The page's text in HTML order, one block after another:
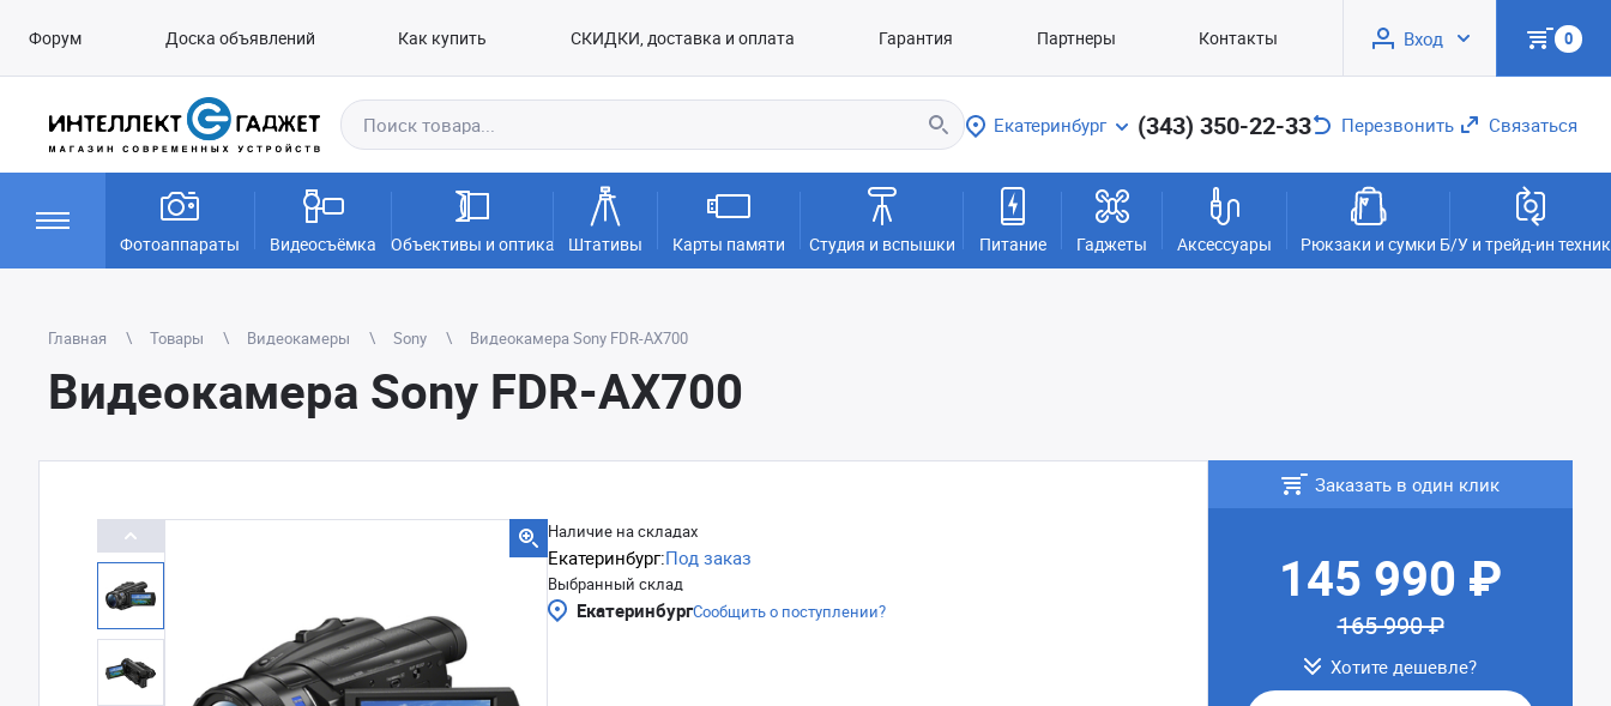
Форум Доска объявлений Как купить СКИДКИ, доставка и оплата Гарантия Партнеры Контакты Вход 0
Екатеринбург (343) 350-22-33 Перезвонить Связаться
Фотоаппараты Видеосъёмка Объективы и оптика Штативы Карты памяти Студия и вспышки Питание Гаджеты Аксессуары Рюкзаки и сумки Б/У и трейд-ин
Главная Товары Видеокамеры Sony Видеокамера Sony FDR-AX700
Видеокамера Sony FDR-AX700
Наличие на складах
Екатеринбург:Под заказ
Выбранный склад
ЕкатеринбургСообщить о поступлении?
Заказать в один клик
145 990 ₽
165 990 ₽
Хотите дешевле?